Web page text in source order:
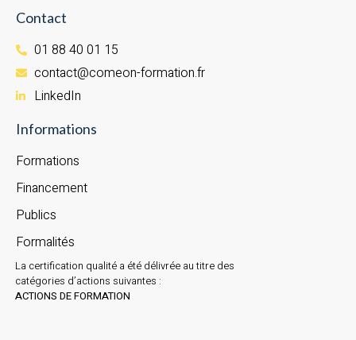
Contact
01 88 40 01 15
contact@comeon-formation.fr
LinkedIn
Informations
Formations
Financement
Publics
Formalités
La certification qualité a été délivrée au titre des
catégories d’actions suivantes :
ACTIONS DE FORMATION